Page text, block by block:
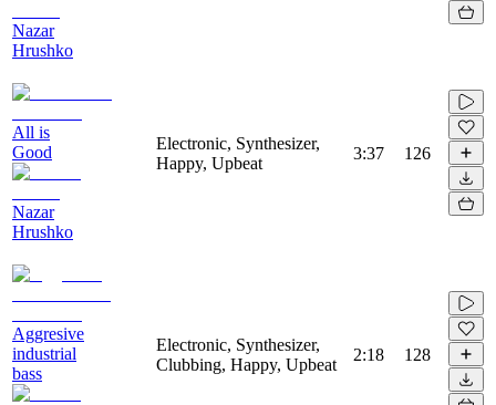
Nazar
Hrushko
All is
Good
Nazar
Hrushko
Electronic, Synthesizer,
Happy, Upbeat
3:37 126
Aggresive
industrial
bass
Electronic, Synthesizer,
Clubbing, Happy, Upbeat
2:18 128